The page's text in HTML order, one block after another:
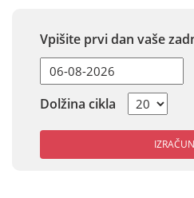
Vpišite prvi dan vaše
Dolžina cikla